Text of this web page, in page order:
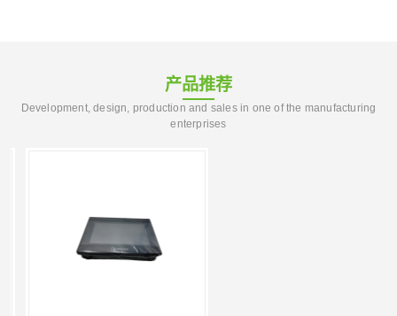
产品推荐
Development, design, production and sales in one of the manufacturing
enterprises